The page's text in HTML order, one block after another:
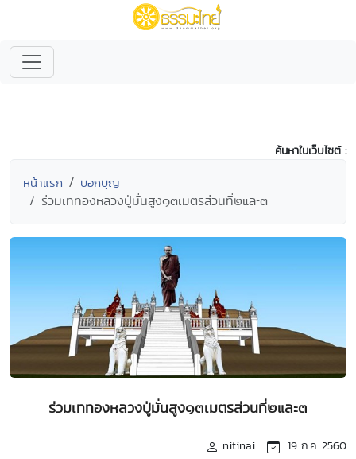
ค้นหาในเว็บไซต์ :
หน้าแรก บอกบุญ
ร่วมเททองหลวงปู่มั่นสูง๑๓เมตรส่วนที่๒และ๓
ร่วมเททองหลวงปู่มั่นสูง๑๓เมตรส่วนที่๒และ๓
nitinai 19 ก.ค. 2560